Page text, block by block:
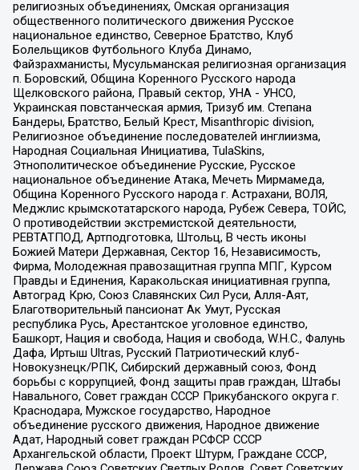
религиозных объединениях, Омская организация
общественного политического движения Русское
национальное единство, Северное Братство, Клуб
Болельщиков Футбольного Клуба Динамо,
Файзрахманисты, Мусульманская религиозная организация
п. Боровский, Община Коренного Русского народа
Щелковского района, Правый сектор, УНА - УНСО,
Украинская повстанческая армия, Тризуб им. Степана
Бандеры, Братство, Белый Крест, Misanthropic division,
Религиозное объединение последователей инглиизма,
Народная Социальная Инициатива, TulaSkins,
Этнополитическое объединение Русские, Русское
национальное объединение Атака, Мечеть Мирмамеда,
Община Коренного Русского народа г. Астрахани, ВОЛЯ,
Меджлис крымскотатарского народа, Рубеж Севера, ТОЙС,
О противодействии экстремистской деятельности,
РЕВТАТПОД, Артподготовка, Штольц, В честь иконы
Божией Матери Державная, Сектор 16, Независимость,
Фирма, Молодежная правозащитная группа МПГ, Курсом
Правды и Единения, Каракольская инициативная группа,
Автоград Крю, Союз Славянских Сил Руси, Алля-Аят,
Благотворительный пансионат Ак Умут, Русская
республика Русь, Арестантское уголовное единство,
Башкорт, Нация и свобода, Нация и свобода, W.H.С., Фалунь
Дафа, Иртыш Ultras, Русский Патриотический клуб-
Новокузнецк/РПК, Сибирский державный союз, Фонд
борьбы с коррупцией, Фонд защиты прав граждан, Штабы
Навального, Совет граждан СССР Прикубанского округа г.
Краснодара, Мужское государство, Народное
объединение русского движения, Народное движение
Адат, Народный совет граждан РСФСР СССР
Архангельской области, Проект Штурм, Граждане СССР,